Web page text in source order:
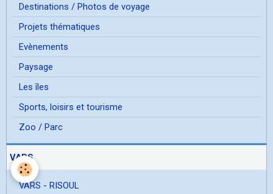
Destinations / Photos de voyage
Projets thématiques
Evènements
Paysage
Les îles
Sports, loisirs et tourisme
Zoo / Parc
VARS
VARS - RISOUL